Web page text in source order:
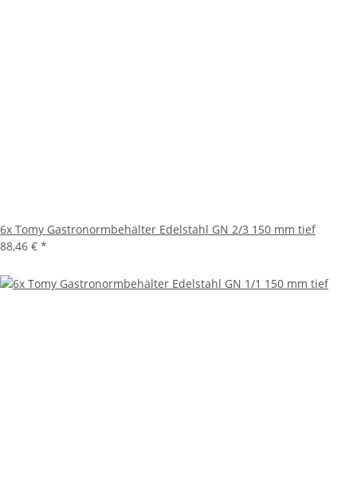
6x Tomy Gastronormbehälter Edelstahl GN 2/3 150 mm tief
88,46 € *